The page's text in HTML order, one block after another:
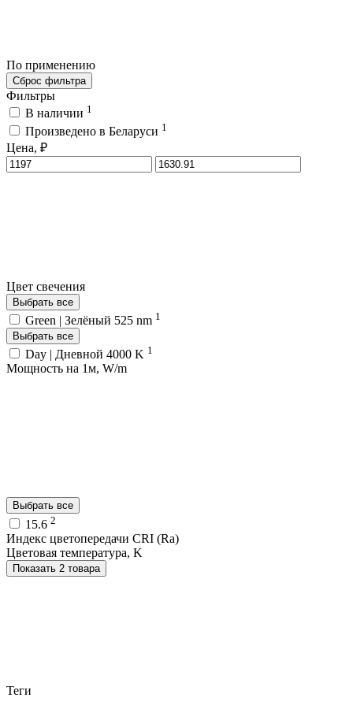
По применению
Сброс фильтра
Фильтры
В наличии 1
Произведено в Беларуси 1
Цена, ₽
Цвет свечения
Выбрать все
Green | Зелёный 525 nm 1
Выбрать все
Day | Дневной 4000 K 1
Мощность на 1м, W/m
Выбрать все
15.6 2
Индекс цветопередачи CRI (Ra)
Цветовая температура, K
Показать 2 товара
Теги